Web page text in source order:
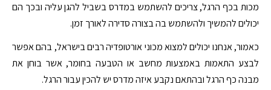
מכות בכף הרגל, צריכים להשתמש במדרס בשביל להגן עליה ובכך הם
יכולים להמשיך ולהשתמש בה בצורה סדירה לאורך זמן.
כאמור, אנחנו יכולים למצוא מכוני אורטופדיה רבים בישראל, בהם אפשר
לבצע התאמות באמצעות מחשב או הטבעה בחומר, אשר בוחן את
מבנה כף הרגל ובהתאם נקבע איזה מדרס יש להכין עבור הרגל.